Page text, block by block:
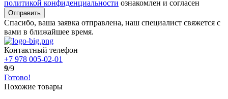
политикой конфиденциальности ознакомлен и согласен
Отправить
Спасибо, ваша заявка отправлена, наш специалист свяжется с
вами в ближайшее время.
Контактный телефон
+7 978 005-02-01
9/9
Готово!
Похожие товары